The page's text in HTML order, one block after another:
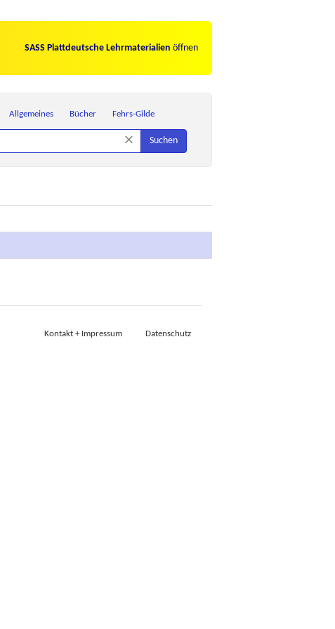
SASS Plattdeutsche Lehrmaterialien öffnen
Allgemeines Bücher Fehrs-Gilde
× Suchen
Kontakt + Impressum
Datenschutz